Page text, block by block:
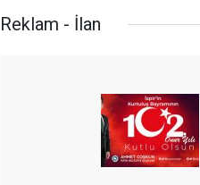
Reklam - İlan